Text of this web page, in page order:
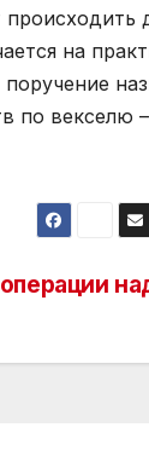
на
по векселю –